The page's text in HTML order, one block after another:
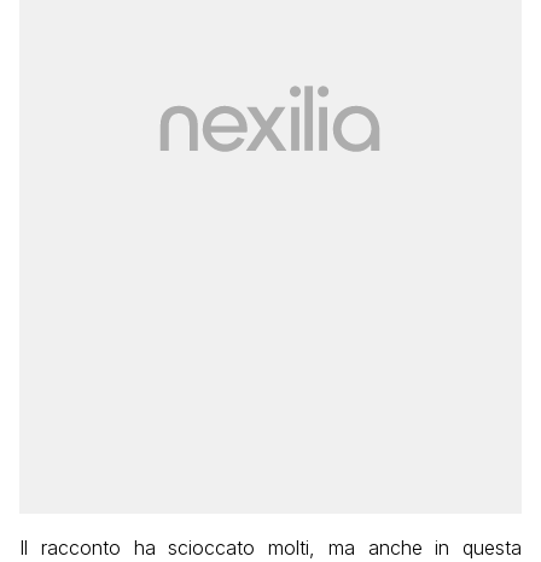
Il racconto ha scioccato molti, ma anche in questa